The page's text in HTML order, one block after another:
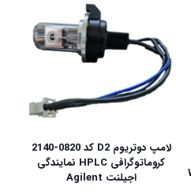
لامپ دوتریوم D2 کد 0820-2140
کروماتوگرافی HPLC نمایندگی
اجیلنت Agilent